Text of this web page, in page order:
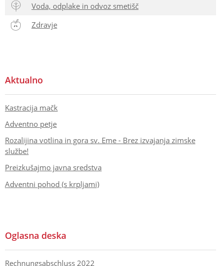
Voda, odplake in odvoz smetišč
Zdravje
Aktualno
Kastracija mačk
Adventno petje
Rozalijina votlina in gora sv. Eme - Brez izvajanja zimske
službe!
Preizkušajmo javna sredstva
Adventni pohod (s krpljami)
Oglasna deska
Rechnungsabschluss 2022